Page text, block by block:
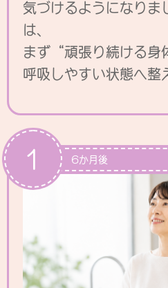
気づけるようになり
は、
まず“頑張り続ける身
呼吸しやすい状態へ整
6か月後
1